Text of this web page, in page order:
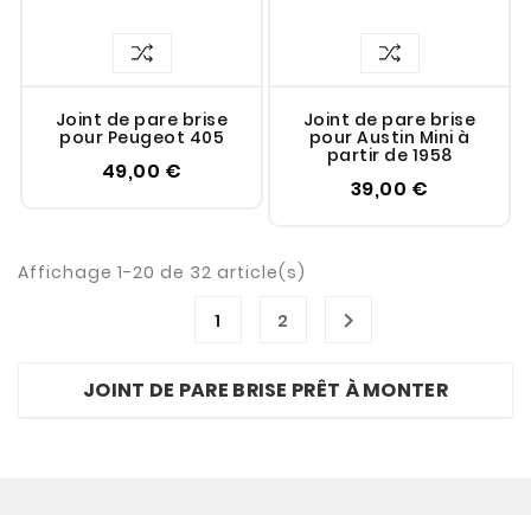
Joint de pare brise
pour Peugeot 405
49,00 €
Joint de pare brise
pour Austin Mini à
partir de 1958
39,00 €
Affichage 1-20 de 32 article(s)
1 2 
JOINT DE PARE BRISE PRÊT À MONTER